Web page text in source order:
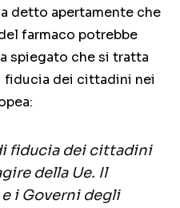
detto apertamente che
farmaco potrebbe
spiegato che si tratta
fiducia dei cittadini nei
fiducia dei cittadini
della Ue. Il
i Governi degli